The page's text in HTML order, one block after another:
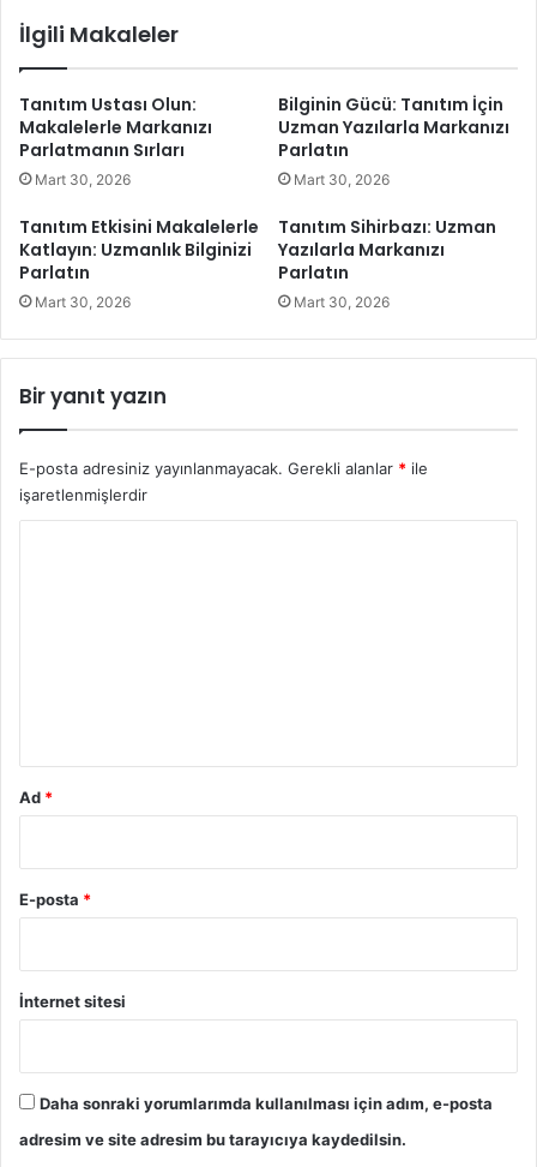
b
e
r
i
n
e
r
i
n
ü
n
y
N
e
d
i
?
İlgili Makaleler
Tanıtım Ustası Olun:
Makalelerle Markanızı
Parlatmanın Sırları
Mart 30, 2026
Bilginin Gücü: Tanıtım İçin
Uzman Yazılarla Markanızı
Parlatın
Mart 30, 2026
Tanıtım Etkisini Makalelerle
Katlayın: Uzmanlık Bilginizi
Parlatın
Mart 30, 2026
Tanıtım Sihirbazı: Uzman
Yazılarla Markanızı
Parlatın
Mart 30, 2026
Bir yanıt yazın
E-posta adresiniz yayınlanmayacak. Gerekli alanlar * ile
işaretlenmişlerdir
Ad *
E-posta *
İnternet sitesi
Daha sonraki yorumlarımda kullanılması için adım, e-posta
adresim ve site adresim bu tarayıcıya kaydedilsin.